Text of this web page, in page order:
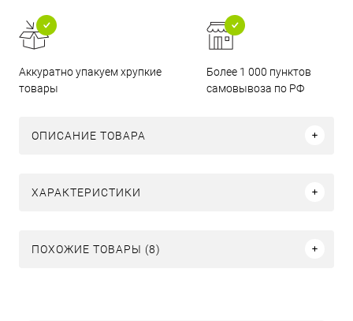
Аккуратно упакуем хрупкие
товары
Более 1 000 пунктов
самовывоза по РФ
ОПИСАНИЕ ТОВАРА
ХАРАКТЕРИСТИКИ
ПОХОЖИЕ ТОВАРЫ (8)